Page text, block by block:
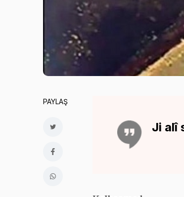
PAYLAŞ
Ji alî